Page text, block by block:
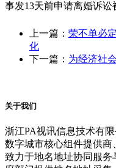
事发13天前申请离婚诉讼
上一篇： 荣不单必
化
下一篇： 为经济社
关于我们
浙江PA视讯信息技术有
数字城市核心组件提供商
致力于地名地址协同服